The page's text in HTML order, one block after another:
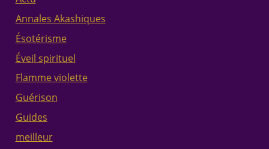
Annales Akashiques
Ésotérisme
Éveil spirituel
Flamme violette
Guérison
Guides
meilleur